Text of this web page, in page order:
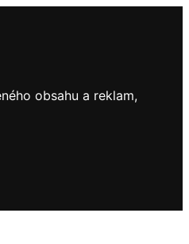
obsahu a reklam,